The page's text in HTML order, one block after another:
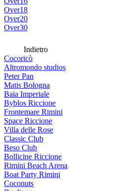
Over18
Over20
Over30
Indietro
Cocoricò
Altromondo studios
Peter Pan
Matis Bologna
Baia Imperiale
Byblos Riccione
Frontemare Rimini
Space Riccione
Villa delle Rose
Classic Club
Beso Club
Bollicine Riccione
Rimini Beach Arena
Boat Party Rimini
Coconuts